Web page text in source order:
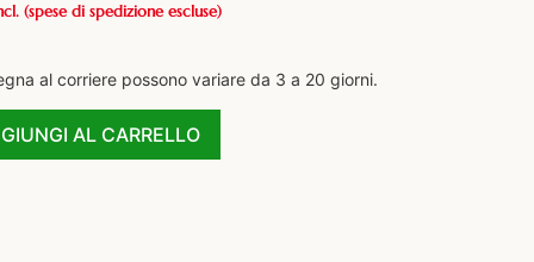
(spese di spedizione escluse)
al corriere possono variare da 3 a 20 giorni.
AL CARRELLO